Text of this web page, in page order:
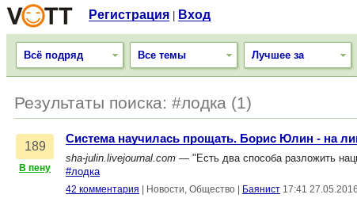
Регистрация Вход
Всё подряд Все темы Лучшее за
Результаты поиска: #лодка (1)
189
В пену
Система научилась прощать. Борис Юлин - на
sha-julin.livejournal.com — "Есть два способа разложить
#лодка
42 комментария Новости, Общество Баянист 17:41 27.05.2016